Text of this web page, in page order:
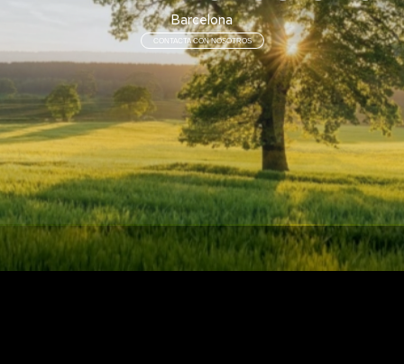
CONTACTA CON NOSOTROS
Barcelona